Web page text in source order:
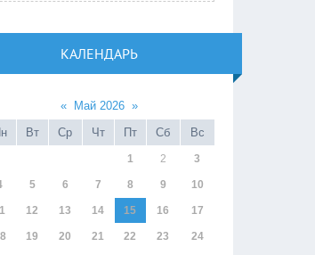
КАЛЕНДАРЬ
« Май 2026 »
Вт Ср Чт Пт Сб Вс
1 2 3
5 6 7 8 9 10
12 13 14 15 16 17
19 20 21 22 23 24